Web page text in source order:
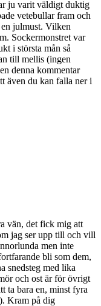
ju varit väldigt duktig
vetebullar fram och
julmust. Vilken
Sockermonstret var
i största mån så
till mellis (ingen
denna kommentar
även du kan falla ner i
vän, det fick mig att
jag ser upp till och vill
men inte
bli som dem,
snedsteg med lika
och ost är för övrigt
ta bara en, minst fyra
Kram på dig